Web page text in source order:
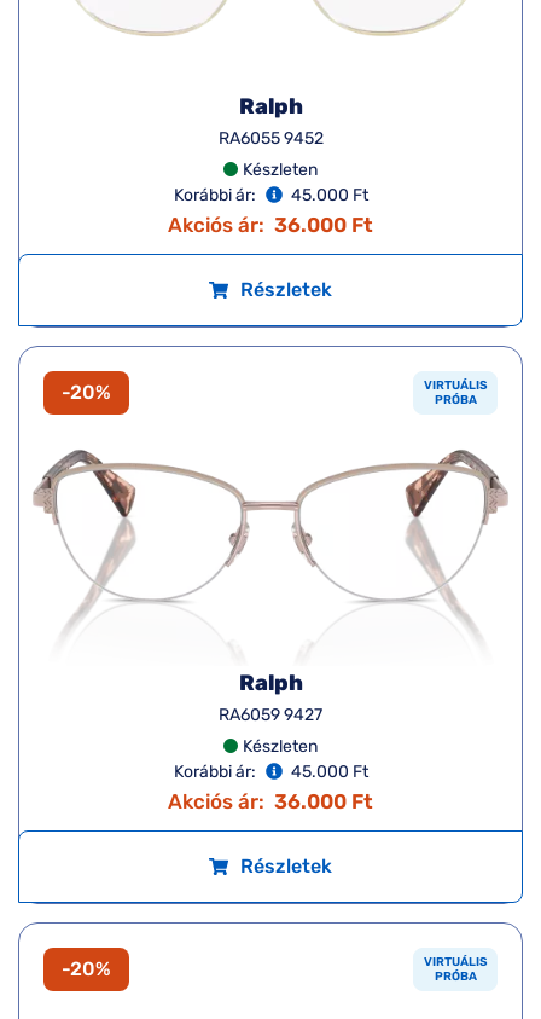
Ralph
RA6055 9452
Készleten
Korábbi ár:
45.000 Ft
Akciós ár: 36.000 Ft
Részletek
-20%
VIRTUÁLIS
PRÓBA
Ralph
RA6059 9427
Készleten
Korábbi ár:
45.000 Ft
Akciós ár: 36.000 Ft
Részletek
-20%
VIRTUÁLIS
PRÓBA